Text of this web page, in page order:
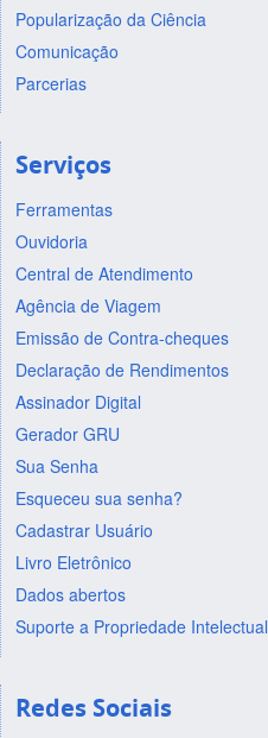
Popularização da Ciência
Comunicação
Parcerias
Serviços
Ferramentas
Ouvidoria
Central de Atendimento
Agência de Viagem
Emissão de Contra-cheques
Declaração de Rendimentos
Assinador Digital
Gerador GRU
Sua Senha
Esqueceu sua senha?
Cadastrar Usuário
Livro Eletrônico
Dados abertos
Suporte a Propriedade Intelectual
Redes Sociais